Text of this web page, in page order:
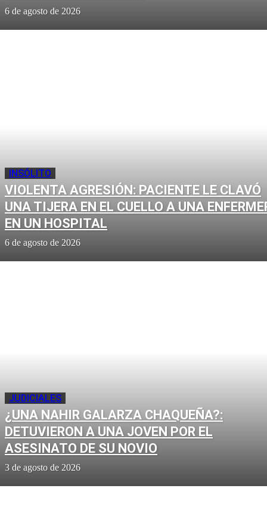
6 de agosto de 2026
INSÓLITO
VIOLENTA AGRESIÓN: PACIENTE LE CLAVÓ
UNA TIJERA EN EL CUELLO A UNA
EN UN HOSPITAL
6 de agosto de 2026
JUDICIALES
¿UNA NAHIR GALARZA CHAQUEÑA?:
DETUVIERON A UNA JOVEN POR EL
ASESINATO DE SU NOVIO
3 de agosto de 2026